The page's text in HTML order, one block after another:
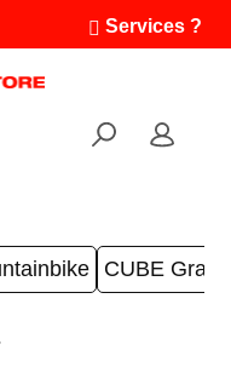
Services ?
CUBE